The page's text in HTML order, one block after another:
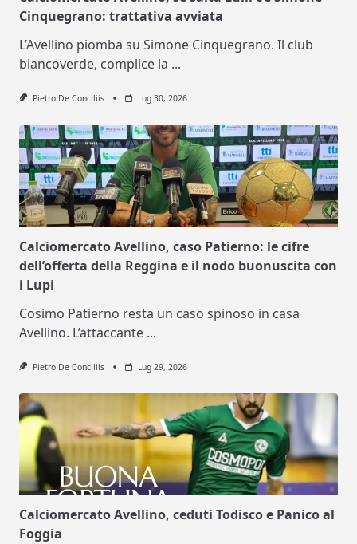
Cinquegrano: trattativa avviata
L’Avellino piomba su Simone Cinquegrano. Il club
biancoverde, complice la ...
Pietro De Conciliis Lug 30, 2026
Calciomercato Avellino, caso Patierno: le cifre
dell’offerta della Reggina e il nodo buonuscita con
i Lupi
Cosimo Patierno resta un caso spinoso in casa
Avellino. L’attaccante ...
Pietro De Conciliis Lug 29, 2026
Calciomercato Avellino, ceduti Todisco e Panico al
Foggia